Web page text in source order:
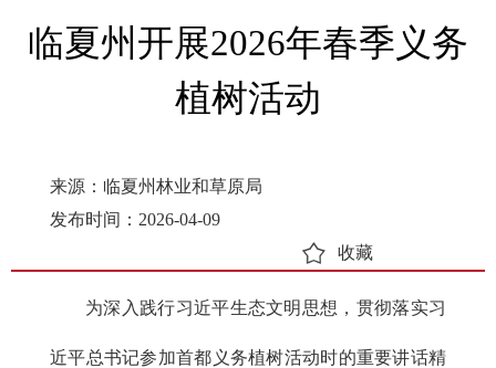
临夏州开展2026年春季义务
植树活动
来源：临夏州林业和草原局
发布时间：2026-04-09
收藏
为深入践行习近平生态文明思想，贯彻落实习
近平总书记参加首都义务植树活动时的重要讲话精